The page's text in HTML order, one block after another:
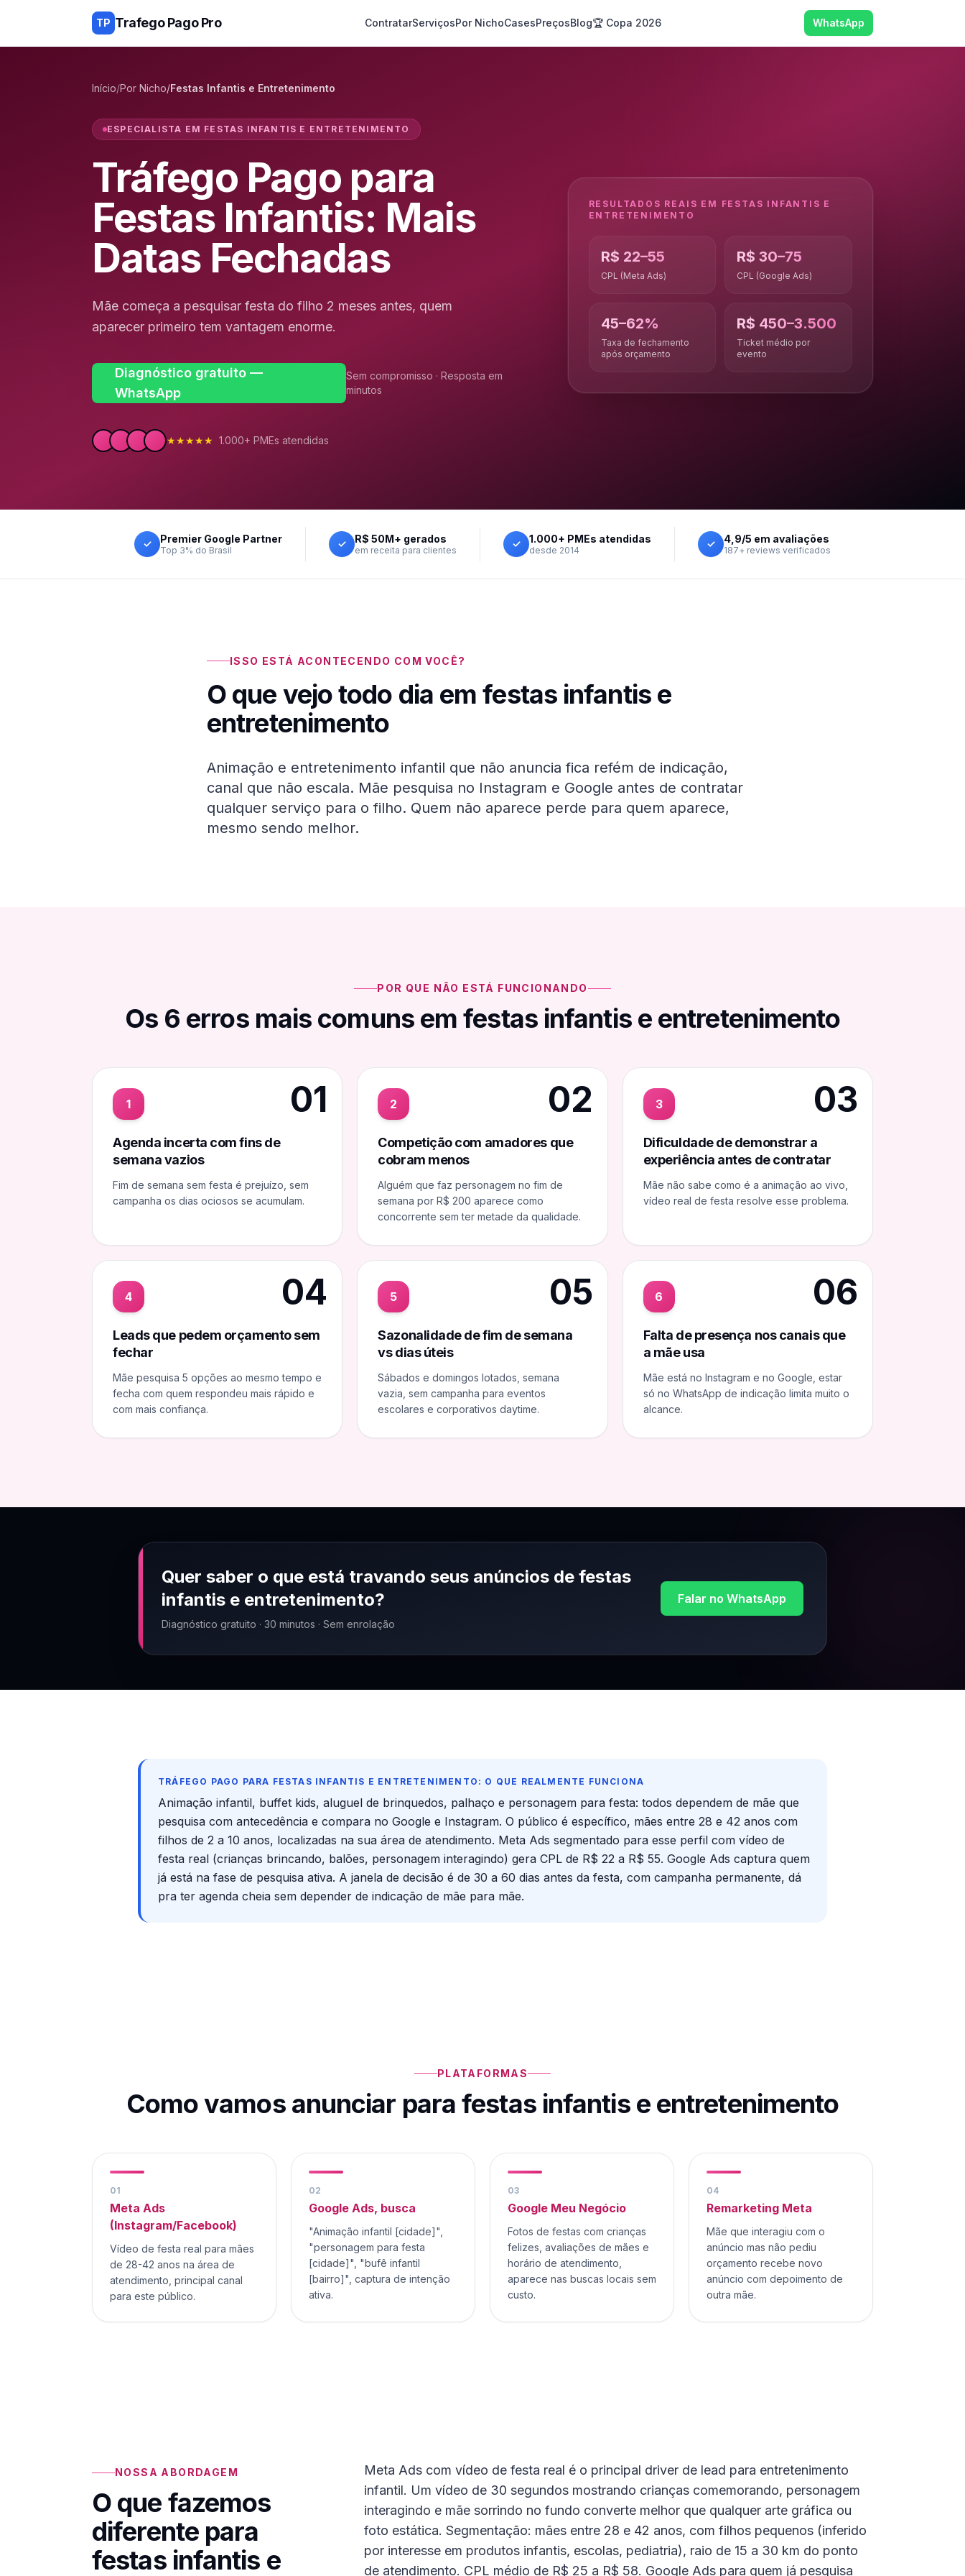
TP Trafego Pago Pro ContratarServiçosPor NichoCasesPreçosBlog🏆 Copa 2026 WhatsApp
Início/Por Nicho/Festas Infantis e Entretenimento
ESPECIALISTA EM FESTAS INFANTIS E ENTRETENIMENTO
Tráfego Pago para
Festas Infantis: Mais
Datas Fechadas
Mãe começa a pesquisar festa do filho 2 meses antes, quem
aparecer primeiro tem vantagem enorme.
Diagnóstico gratuito —
WhatsApp
Sem compromisso · Resposta em
minutos
★★★★★ 1.000+ PMEs atendidas
RESULTADOS REAIS EM FESTAS INFANTIS E
ENTRETENIMENTO
R$ 22–55
CPL (Meta Ads)
R$ 30–75
CPL (Google Ads)
45–62%
Taxa de fechamento
após orçamento
R$ 450–3.500
Ticket médio por
evento
✓ Premier Google Partner
Top 3% do Brasil ✓ R$ 50M+ gerados
em receita para clientes ✓ 1.000+ PMEs atendidas
desde 2014 ✓ 4,9/5 em avaliações
187+ reviews verificados
ISSO ESTÁ ACONTECENDO COM VOCÊ?
O que vejo todo dia emfestas infantis e
entretenimento
Animação e entretenimento infantil que não anuncia fica refém de indicação,
canal que não escala. Mãe pesquisa no Instagram e Google antes de contratar
qualquer serviço para o filho. Quem não aparece perde para quem aparece,
mesmo sendo melhor.
POR QUE NÃO ESTÁ FUNCIONANDO
Os 6 erros mais comuns emfestas infantis e entretenimento
01
1
Agenda incerta com fins de
semana vazios
Fim de semana sem festa é prejuízo, sem
campanha os dias ociosos se acumulam.
02
2
Competição com amadores que
cobram menos
Alguém que faz personagem no fim de
semana por R$ 200 aparece como
concorrente sem ter metade da qualidade.
03
3
Dificuldade de demonstrar a
experiência antes de contratar
Mãe não sabe como é a animação ao vivo,
vídeo real de festa resolve esse problema.
04
4
Leads que pedem orçamento sem
fechar
Mãe pesquisa 5 opções ao mesmo tempo e
fecha com quem respondeu mais rápido e
com mais confiança.
05
5
Sazonalidade de fim de semana
vs dias úteis
Sábados e domingos lotados, semana
vazia, sem campanha para eventos
escolares e corporativos daytime.
06
6
Falta de presença nos canais que
a mãe usa
Mãe está no Instagram e no Google, estar
só no WhatsApp de indicação limita muito o
alcance.
Quer saber o que está travando seus anúncios de festas
infantis e entretenimento?
Diagnóstico gratuito · 30 minutos · Sem enrolação
Falar no WhatsApp
TRÁFEGO PAGO PARA FESTAS INFANTIS E ENTRETENIMENTO: O QUE REALMENTE FUNCIONA
Animação infantil, buffet kids, aluguel de brinquedos, palhaço e personagem para festa: todos dependem de mãe que
pesquisa com antecedência e compara no Google e Instagram. O público é específico, mães entre 28 e 42 anos com
filhos de 2 a 10 anos, localizadas na sua área de atendimento. Meta Ads segmentado para esse perfil com vídeo de
festa real (crianças brincando, balões, personagem interagindo) gera CPL de R$ 22 a R$ 55. Google Ads captura quem
já está na fase de pesquisa ativa. A janela de decisão é de 30 a 60 dias antes da festa, com campanha permanente, dá
pra ter agenda cheia sem depender de indicação de mãe para mãe.
PLATAFORMAS
Como vamos anunciar parafestas infantis e entretenimento
01
Meta Ads
(Instagram/Facebook)
Vídeo de festa real para mães
de 28-42 anos na área de
atendimento, principal canal
para este público.
02
Google Ads, busca
"Animação infantil [cidade]",
"personagem para festa
[cidade]", "bufê infantil
[bairro]", captura de intenção
ativa.
03
Google Meu Negócio
Fotos de festas com crianças
felizes, avaliações de mães e
horário de atendimento,
aparece nas buscas locais sem
custo.
04
Remarketing Meta
Mãe que interagiu com o
anúncio mas não pediu
orçamento recebe novo
anúncio com depoimento de
outra mãe.
NOSSA ABORDAGEM
O que fazemos
diferente para
festas infantis e
Meta Ads com vídeo de festa real é o principal driver de lead para entretenimento
infantil. Um vídeo de 30 segundos mostrando crianças comemorando, personagem
interagindo e mãe sorrindo no fundo converte melhor que qualquer arte gráfica ou
foto estática. Segmentação: mães entre 28 e 42 anos, com filhos pequenos (inferido
por interesse em produtos infantis, escolas, pediatria), raio de 15 a 30 km do ponto
de atendimento. CPL médio de R$ 25 a R$ 58. Google Ads para quem já pesquisa